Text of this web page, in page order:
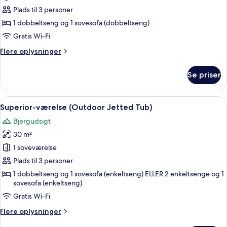
udsigt
til
pool
suite
-
1
soveværelse
-
til
pool
(Individual
Pool)
Plads til 3 personer
1 dobbeltseng og 1 sovesofa (dobbeltseng)
Gratis Wi-Fi
Flere oplysninger
Flere
suite
1
soveværelse
-
udsigt
til
pool
(Individual
Pool)
Se priser
Indlæs
alle
billeder
af
Superior-
værelse
(Outdoor
Jetted
Tub)
Et moderne badeværelse med et
3
Superior-værelse (Outdoor Jetted Tub)
Bjergudsigt
30 m²
1 soveværelse
Plads til 3 personer
1 dobbeltseng og 1 sovesofa (enkeltseng) ELLER 2 enkeltsenge og 1
sovesofa (enkeltseng)
Gratis Wi-Fi
Flere oplysninger
Flere